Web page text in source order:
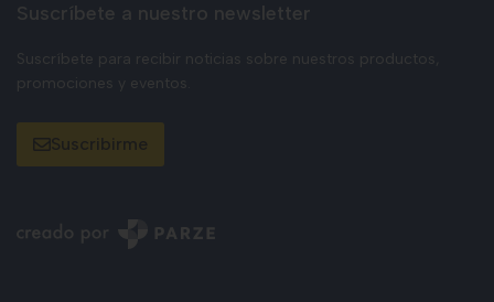
Suscríbete a nuestro newsletter
Suscríbete para recibir noticias sobre nuestros productos,
promociones y eventos.
Suscribirme